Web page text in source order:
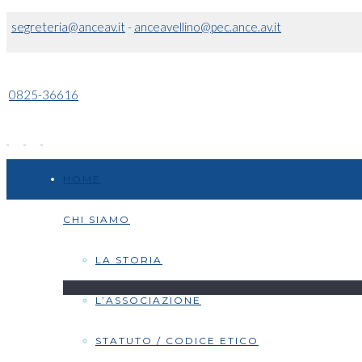
segreteria@anceav.it- anceavellino@pec.ance.av.it
0825-36616
CHI SIAMO
LA STORIA
L’ASSOCIAZIONE
STATUTO / CODICE ETICO